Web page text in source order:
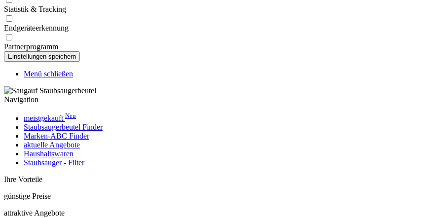
Statistik & Tracking
Endgeräteerkennung
Partnerprogramm
Menü schließen
Navigation
meistgekauft Neu
Staubsaugerbeutel Finder
Marken-ABC Finder
aktuelle Angebote
Haushaltswaren
Staubsauger - Filter
Ihre Vorteile
günstige Preise
attraktive Angebote